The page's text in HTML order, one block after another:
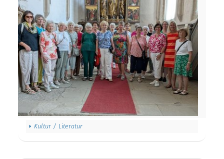
Kultur / Literatur